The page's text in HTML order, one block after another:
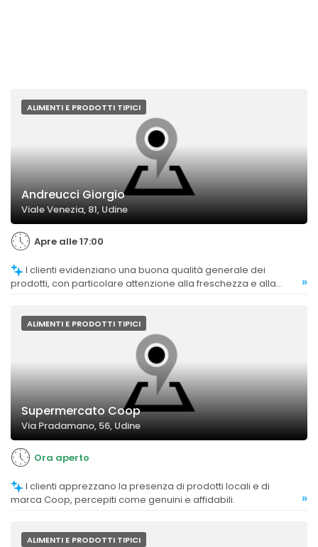
ALIMENTI E PRODOTTI TIPICI
Andreucci Giorgio
Viale Venezia, 81, Udine
Apre alle 17:00
prodotti, con particolare attenzione alla freschezza e alla
»
ALIMENTI E PRODOTTI TIPICI
Supermercato Coop
Via Pradamano, 56, Udine
Ora aperto
marca Coop, percepiti come genuini e affidabili.
»
ALIMENTI E PRODOTTI TIPICI